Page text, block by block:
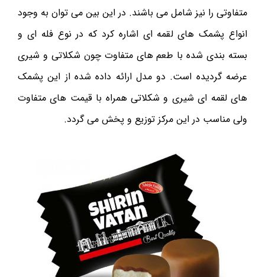
متفاوتی را نیز شامل می باشند. در این بین می توان به وجود
انواع پشمک های لقمه ای اشاره کرد که در نوع فله ای و
بسته بندی شده با طعم های متفاوت چون شکلاتی و شیری
عرضه گردیده است. دو مدل ارائه داده شده از این پشمک
های لقمه ای شیری و شکلاتی همراه با قیمت های متفاوت
ولی مناسب در این مرکز توزیع و پخش می گردد.